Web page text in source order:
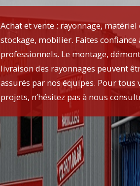
Achat et vente : rayonnage, matériel
stockage, mobilier. Faites confiance
professionnels. Le montage,
livraison des rayonnages peuvent
assurés par nos équipes. Pour tous
projets, n’hésitez pas à nous